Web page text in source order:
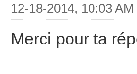
12-18-2014, 10:03 AM
Merci pour ta